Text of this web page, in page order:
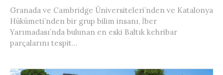
Granada ve Cambridge Üniversiteleri’nden ve Katalonya
Hükümeti’nden bir grup bilim insanı, İber
Yarımadası’nda bulunan en eski Baltık kehribar
parçalarını tespit...